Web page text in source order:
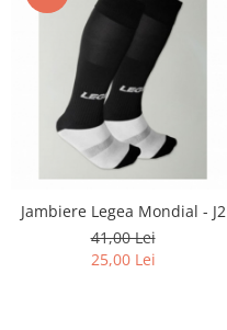
Jambiere Legea Mondial - J2
41,00 Lei
25,00 Lei